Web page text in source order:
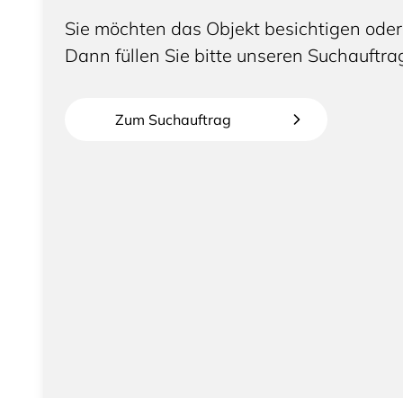
Sie möchten das Objekt besichtigen
Dann füllen Sie bitte unseren
Zum Suchauftrag